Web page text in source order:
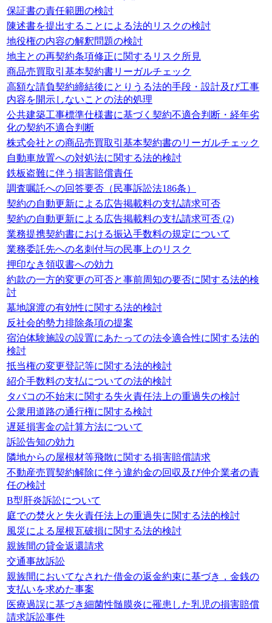
保証書の責任範囲の検討
陳述書を提出することによる法的リスクの検討
地役権の内容の解釈問題の検討
地主との再契約条項修正に関するリスク所見
商品売買取引基本契約書リーガルチェック
高額な請負契約締結後にとりうる法的手段・設計及び工事
内容を開示しないことの法的処理
公共建築工事標準仕様書に基づく契約不適合判断・経年劣
化の契約不適合判断
株式会社との商品売買取引基本契約書のリーガルチェック
自動車放置への対処法に関する法的検討
鉄板盗難に伴う損害賠償責任
調査嘱託への回答要否（民事訴訟法186条）
契約の自動更新による広告掲載料の支払請求可否
契約の自動更新による広告掲載料の支払請求可否 (2)
業務提携契約書における振込手数料の規定について
業務委託先への名刺付与の民事上のリスク
押印なき領収書への効力
約款の一方的変更の可否と事前周知の要否に関する法的検
討
墓地譲渡の有効性に関する法的検討
反社会的勢力排除条項の提案
宿泊体験施設の設置にあたっての法令適合性に関する法的
検討
抵当権の変更登記等に関する法的検討
紹介手数料の支払についての法的検討
タバコの不始末に関する失火責任法上の重過失の検討
公衆用道路の通行権に関する検討
遅延損害金の計算方法について
訴訟告知の効力
隣地からの屋根材等飛散に関する損害賠償請求
不動産売買契約解除に伴う違約金の回収及び仲介業者の責
任の検討
B型肝炎訴訟について
庭での焚火と失火責任法上の重過失に関する法的検討
風災による屋根瓦破損に関する法的検討
親族間の貸金返還請求
交通事故訴訟
親族間においてなされた借金の返金約束に基づき，金銭の
支払いを求めた事案
医療過誤に基づき細菌性髄膜炎に罹患した乳児の損害賠償
請求訴訟事件